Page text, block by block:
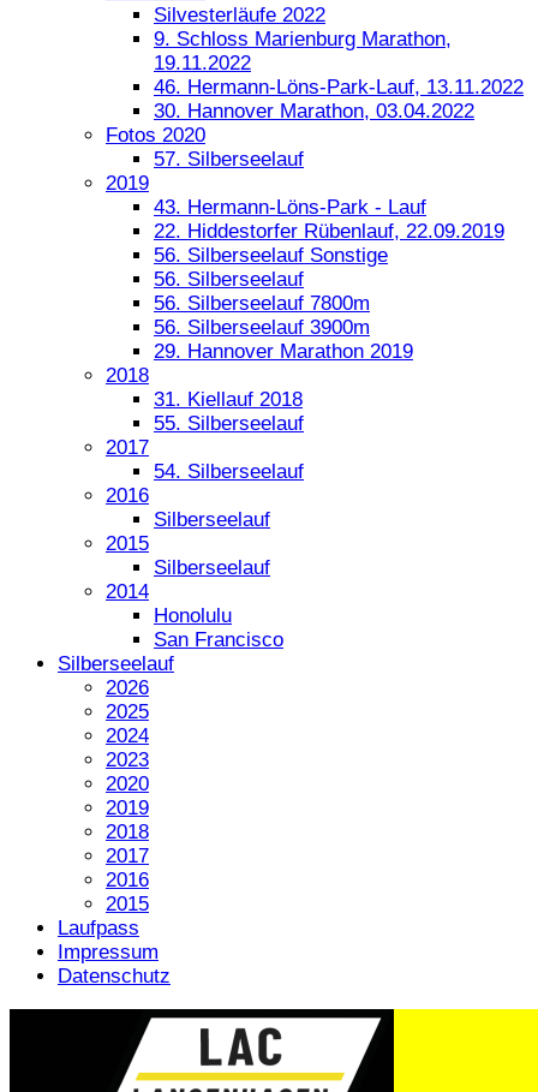
Silvesterläufe 2022
9. Schloss Marienburg Marathon,
19.11.2022
46. Hermann-Löns-Park-Lauf, 13.11.2022
30. Hannover Marathon, 03.04.2022
Fotos 2020
57. Silberseelauf
2019
43. Hermann-Löns-Park - Lauf
22. Hiddestorfer Rübenlauf, 22.09.2019
56. Silberseelauf Sonstige
56. Silberseelauf
56. Silberseelauf 7800m
56. Silberseelauf 3900m
29. Hannover Marathon 2019
2018
31. Kiellauf 2018
55. Silberseelauf
2017
54. Silberseelauf
2016
Silberseelauf
2015
Silberseelauf
2014
Honolulu
San Francisco
Silberseelauf
2026
2025
2024
2023
2020
2019
2018
2017
2016
2015
Laufpass
Impressum
Datenschutz